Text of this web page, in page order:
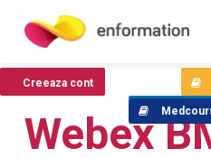
Webex
Creeaza cont